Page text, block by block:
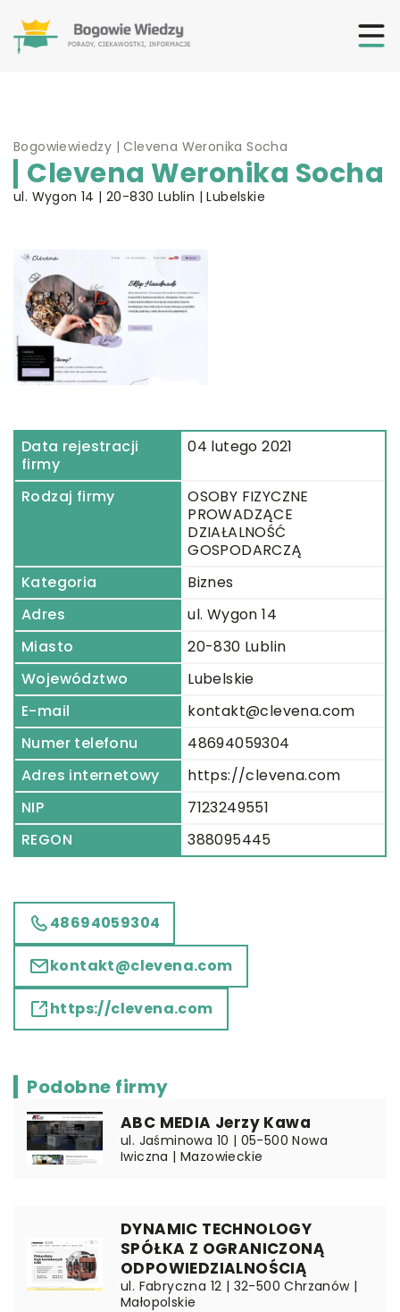
Bogowiewiedzy |Clevena Weronika Socha
Clevena Weronika Socha
ul. Wygon 14 | 20-830 Lublin | Lubelskie
Data rejestracji
firmy
04 lutego 2021
Rodzaj firmy
OSOBY FIZYCZNE
PROWADZĄCE
DZIAŁALNOŚĆ
GOSPODARCZĄ
Kategoria
Biznes
Adres
ul. Wygon 14
Miasto
20-830 Lublin
Województwo
Lubelskie
E-mail
kontakt@clevena.com
Numer telefonu
48694059304
Adres internetowy
https://clevena.com
NIP
7123249551
REGON
388095445
48694059304
kontakt@clevena.com
https://clevena.com
Podobne firmy
ABC MEDIA Jerzy Kawa
ul. Jaśminowa 10 | 05-500 Nowa
Iwiczna | Mazowieckie
DYNAMIC TECHNOLOGY
SPÓŁKA Z OGRANICZONĄ
ODPOWIEDZIALNOŚCIĄ
ul. Fabryczna 12 | 32-500 Chrzanów |
Małopolskie